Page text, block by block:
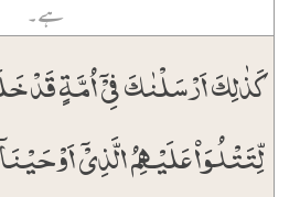
ہے۔
کَذٰلِکَ اَرۡسَلۡنٰکَ فِیۡۤ اُمَّۃٍ قَدۡ
لِّتَتۡلُوَا۠ عَلَیۡہِمُ الَّذِیۡۤ